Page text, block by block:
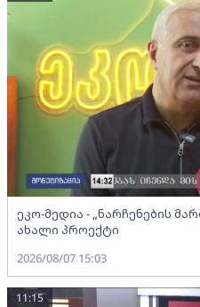
ეკო-მედია - „ნარჩენების
ახალი პროექტი
2026/08/07 15:03
11:15